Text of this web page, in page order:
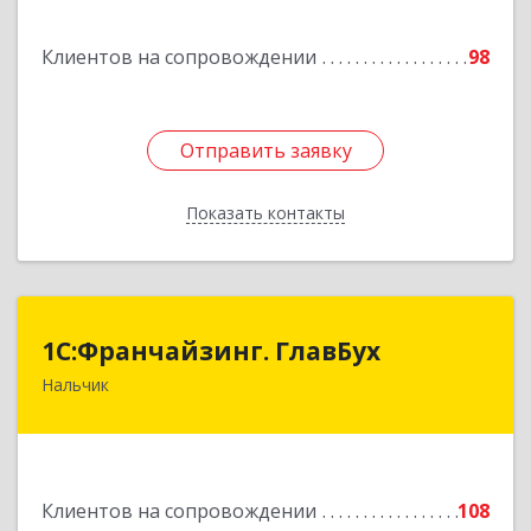
Клиентов на сопровождении 98
Отправить заявку
Показать контакты
Отправить заявку
Назад
1С:Франчайзинг. ГлавБух
Нальчик
Клиентов на сопровождении 108
1С:Франчайзинг. ГлавБух
360000, Кабардино-Балкарская Респ, Нальчик г,